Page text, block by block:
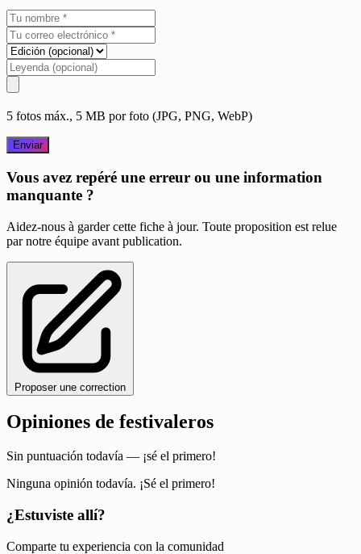
5 fotos máx., 5 MB por foto (JPG, PNG, WebP)
Enviar
Vous avez repéré une erreur ou une information
manquante ?
Aidez-nous à garder cette fiche à jour. Toute proposition est relue
par notre équipe avant publication.
Proposer une correction
Opiniones de festivaleros
Sin puntuación todavía — ¡sé el primero!
Ninguna opinión todavía. ¡Sé el primero!
¿Estuviste allí?
Comparte tu experiencia con la comunidad